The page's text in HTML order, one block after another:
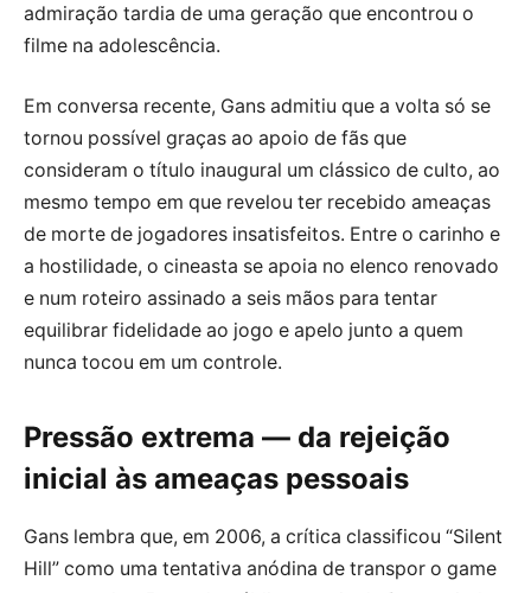
admiração tardia de uma geração que encontrou o
filme na adolescência.
Em conversa recente, Gans admitiu que a volta só se
tornou possível graças ao apoio de fãs que
consideram o título inaugural um clássico de culto, ao
mesmo tempo em que revelou ter recebido ameaças
de morte de jogadores insatisfeitos. Entre o carinho e
a hostilidade, o cineasta se apoia no elenco renovado
e num roteiro assinado a seis mãos para tentar
equilibrar fidelidade ao jogo e apelo junto a quem
nunca tocou em um controle.
Pressão extrema — da rejeição
inicial às ameaças pessoais
Gans lembra que, em 2006, a crítica classificou “Silent
Hill” como uma tentativa anódina de transpor o game